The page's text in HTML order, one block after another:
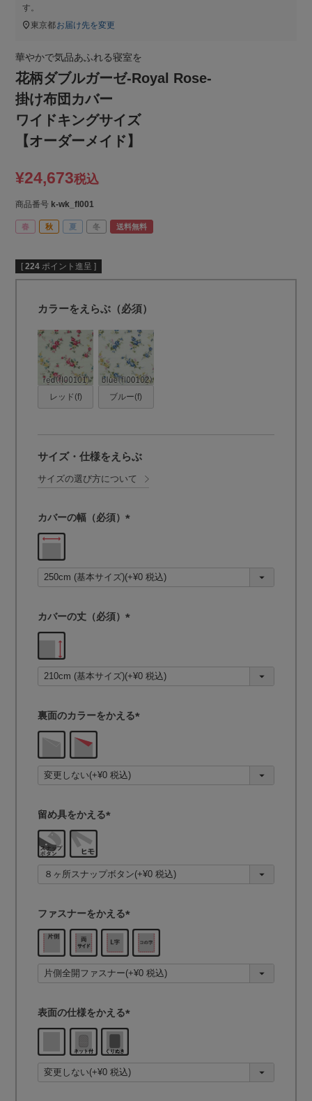
す。
東京都お届け先を変更
華やかで気品あふれる寝室を
花柄ダブルガーゼ-Royal Rose-
掛け布団カバー
ワイドキングサイズ
【オーダーメイド】
¥24,673税込
商品番号 k-wk_fl001
春 秋 夏 冬 送料無料
[ 224 ポイント進呈 ]
カラーをえらぶ（必須）
レッド(f) ブルー(f)
サイズ・仕様をえらぶ
サイズの選び方について
カバーの幅（必須）
須
)
カバーの丈（必須）
須
)
裏面のカラーをかえる
須
)
留め具をかえる
須
)
ファスナーをかえる
(
須
)
表面の仕様をかえる
(
須
)